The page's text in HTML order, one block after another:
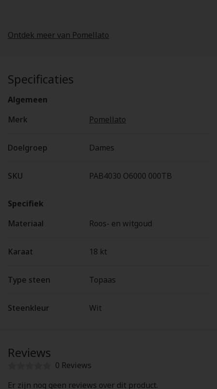
Ontdek meer van Pomellato
Specificaties
Algemeen
Merk
Pomellato
Doelgroep Dames
SKU PAB4030 O6000 000TB
Specifiek
Materiaal
Roos- en witgoud
Karaat 18 kt
Type steen Topaas
Steenkleur Wit
Reviews
0 Reviews
Er zijn nog geen reviews over dit product.